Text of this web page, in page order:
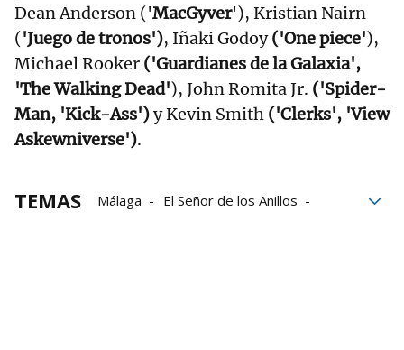
Dean Anderson ('MacGyver'), Kristian Nairn
('Juego de tronos'), Iñaki Godoy('One piece'),
Michael Rooker ('Guardianes de la Galaxia',
'The Walking Dead'), John Romita Jr. ('Spider-
Man, 'Kick-Ass')y Kevin Smith ('Clerks', 'View
Askewniverse').
TEMAS Málaga
El Señor de los Anillos